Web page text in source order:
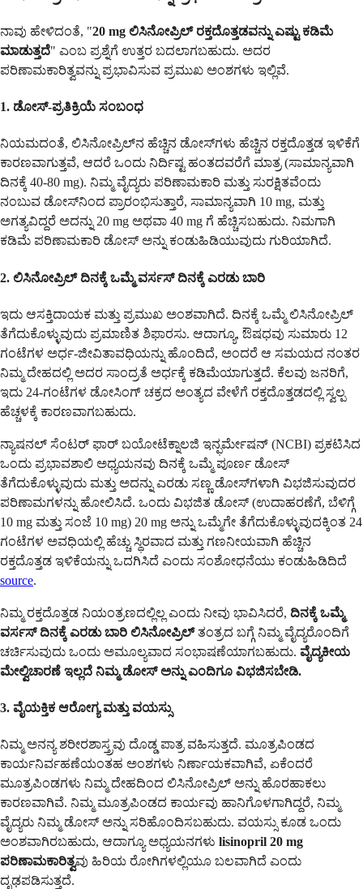
ನಾವು ಹೇಳಿದಂತೆ, "20 mg ಲಿಸಿನೋಪ್ರಿಲ್ ರಕ್ತದೊತ್ತಡವನ್ನು ಎಷ್ಟು ಕಡಿಮೆ
ಮಾಡುತ್ತದೆ" ಎಂಬ ಪ್ರಶ್ನೆಗೆ ಉತ್ತರ ಬದಲಾಗಬಹುದು. ಅದರ
ಪರಿಣಾಮಕಾರಿತ್ವವನ್ನು ಪ್ರಭಾವಿಸುವ ಪ್ರಮುಖ ಅಂಶಗಳು ಇಲ್ಲಿವೆ.
1. ಡೋಸ್-ಪ್ರತಿಕ್ರಿಯೆ ಸಂಬಂಧ
ನಿಯಮದಂತೆ, ಲಿಸಿನೋಪ್ರಿಲ್‌ನ ಹೆಚ್ಚಿನ ಡೋಸ್‌ಗಳು ಹೆಚ್ಚಿನ ರಕ್ತದೊತ್ತಡ ಇಳಿಕೆಗೆ
ಕಾರಣವಾಗುತ್ತವೆ, ಆದರೆ ಒಂದು ನಿರ್ದಿಷ್ಟ ಹಂತದವರೆಗೆ ಮಾತ್ರ (ಸಾಮಾನ್ಯವಾಗಿ
ದಿನಕ್ಕೆ 40-80 mg). ನಿಮ್ಮ ವೈದ್ಯರು ಪರಿಣಾಮಕಾರಿ ಮತ್ತು ಸುರಕ್ಷಿತವೆಂದು
ನಂಬುವ ಡೋಸ್‌ನಿಂದ ಪ್ರಾರಂಭಿಸುತ್ತಾರೆ, ಸಾಮಾನ್ಯವಾಗಿ 10 mg, ಮತ್ತು
ಅಗತ್ಯವಿದ್ದರೆ ಅದನ್ನು 20 mg ಅಥವಾ 40 mg ಗೆ ಹೆಚ್ಚಿಸಬಹುದು. ನಿಮಗಾಗಿ
ಕಡಿಮೆ ಪರಿಣಾಮಕಾರಿ ಡೋಸ್ ಅನ್ನು ಕಂಡುಹಿಡಿಯುವುದು ಗುರಿಯಾಗಿದೆ.
2. ಲಿಸಿನೋಪ್ರಿಲ್ ದಿನಕ್ಕೆ ಒಮ್ಮೆ ವರ್ಸಸ್ ದಿನಕ್ಕೆ ಎರಡು ಬಾರಿ
ಇದು ಆಸಕ್ತಿದಾಯಕ ಮತ್ತು ಪ್ರಮುಖ ಅಂಶವಾಗಿದೆ. ದಿನಕ್ಕೆ ಒಮ್ಮೆ ಲಿಸಿನೋಪ್ರಿಲ್
ತೆಗೆದುಕೊಳ್ಳುವುದು ಪ್ರಮಾಣಿತ ಶಿಫಾರಸು. ಆದಾಗ್ಯೂ, ಔಷಧವು ಸುಮಾರು 12
ಗಂಟೆಗಳ ಅರ್ಧ-ಜೀವಿತಾವಧಿಯನ್ನು ಹೊಂದಿದೆ, ಅಂದರೆ ಆ ಸಮಯದ ನಂತರ
ನಿಮ್ಮ ದೇಹದಲ್ಲಿ ಅದರ ಸಾಂದ್ರತೆ ಅರ್ಧಕ್ಕೆ ಕಡಿಮೆಯಾಗುತ್ತದೆ. ಕೆಲವು ಜನರಿಗೆ,
ಇದು 24-ಗಂಟೆಗಳ ಡೋಸಿಂಗ್ ಚಕ್ರದ ಅಂತ್ಯದ ವೇಳೆಗೆ ರಕ್ತದೊತ್ತಡದಲ್ಲಿ ಸ್ವಲ್ಪ
ಹೆಚ್ಚಳಕ್ಕೆ ಕಾರಣವಾಗಬಹುದು.
ನ್ಯಾಷನಲ್ ಸೆಂಟರ್ ಫಾರ್ ಬಯೋಟೆಕ್ನಾಲಜಿ ಇನ್ಫರ್ಮೇಷನ್ (NCBI) ಪ್ರಕಟಿಸಿದ
ಒಂದು ಪ್ರಭಾವಶಾಲಿ ಅಧ್ಯಯನವು ದಿನಕ್ಕೆ ಒಮ್ಮೆ ಪೂರ್ಣ ಡೋಸ್
ತೆಗೆದುಕೊಳ್ಳುವುದು ಮತ್ತು ಅದನ್ನು ಎರಡು ಸಣ್ಣ ಡೋಸ್‌ಗಳಾಗಿ ವಿಭಜಿಸುವುದರ
ಪರಿಣಾಮಗಳನ್ನು ಹೋಲಿಸಿದೆ. ಒಂದು ವಿಭಜಿತ ಡೋಸ್ (ಉದಾಹರಣೆಗೆ, ಬೆಳಿಗ್ಗೆ
10 mg ಮತ್ತು ಸಂಜೆ 10 mg) 20 mg ಅನ್ನು ಒಮ್ಮೆಗೇ ತೆಗೆದುಕೊಳ್ಳುವುದಕ್ಕಿಂತ 24
ಗಂಟೆಗಳ ಅವಧಿಯಲ್ಲಿ ಹೆಚ್ಚು ಸ್ಥಿರವಾದ ಮತ್ತು ಗಣನೀಯವಾಗಿ ಹೆಚ್ಚಿನ
ರಕ್ತದೊತ್ತಡ ಇಳಿಕೆಯನ್ನು ಒದಗಿಸಿದೆ ಎಂದು ಸಂಶೋಧನೆಯು ಕಂಡುಹಿಡಿದಿದೆ
source.
ನಿಮ್ಮ ರಕ್ತದೊತ್ತಡ ನಿಯಂತ್ರಣದಲ್ಲಿಲ್ಲ ಎಂದು ನೀವು ಭಾವಿಸಿದರೆ, ದಿನಕ್ಕೆ ಒಮ್ಮೆ
ವರ್ಸಸ್ ದಿನಕ್ಕೆ ಎರಡು ಬಾರಿ ಲಿಸಿನೋಪ್ರಿಲ್ತಂತ್ರದ ಬಗ್ಗೆ ನಿಮ್ಮ ವೈದ್ಯರೊಂದಿಗೆ
ಚರ್ಚಿಸುವುದು ಒಂದು ಅಮೂಲ್ಯವಾದ ಸಂಭಾಷಣೆಯಾಗಬಹುದು. ವೈದ್ಯಕೀಯ
ಮೇಲ್ವಿಚಾರಣೆ ಇಲ್ಲದೆ ನಿಮ್ಮ ಡೋಸ್ ಅನ್ನು ಎಂದಿಗೂ ವಿಭಜಿಸಬೇಡಿ.
3. ವೈಯಕ್ತಿಕ ಆರೋಗ್ಯ ಮತ್ತು ವಯಸ್ಸು
ನಿಮ್ಮ ಅನನ್ಯ ಶರೀರಶಾಸ್ತ್ರವು ದೊಡ್ಡ ಪಾತ್ರ ವಹಿಸುತ್ತದೆ. ಮೂತ್ರಪಿಂಡದ
ಕಾರ್ಯನಿರ್ವಹಣೆಯಂತಹ ಅಂಶಗಳು ನಿರ್ಣಾಯಕವಾಗಿವೆ, ಏಕೆಂದರೆ
ಮೂತ್ರಪಿಂಡಗಳು ನಿಮ್ಮ ದೇಹದಿಂದ ಲಿಸಿನೋಪ್ರಿಲ್ ಅನ್ನು ಹೊರಹಾಕಲು
ಕಾರಣವಾಗಿವೆ. ನಿಮ್ಮ ಮೂತ್ರಪಿಂಡದ ಕಾರ್ಯವು ಹಾನಿಗೊಳಗಾಗಿದ್ದರೆ, ನಿಮ್ಮ
ವೈದ್ಯರು ನಿಮ್ಮ ಡೋಸ್ ಅನ್ನು ಸರಿಹೊಂದಿಸಬಹುದು. ವಯಸ್ಸು ಕೂಡ ಒಂದು
ಅಂಶವಾಗಿರಬಹುದು, ಆದಾಗ್ಯೂ ಅಧ್ಯಯನಗಳು lisinopril 20 mg
ಪರಿಣಾಮಕಾರಿತ್ವವು ಹಿರಿಯ ರೋಗಿಗಳಲ್ಲಿಯೂ ಬಲವಾಗಿದೆ ಎಂದು
ದೃಢಪಡಿಸುತ್ತದೆ.